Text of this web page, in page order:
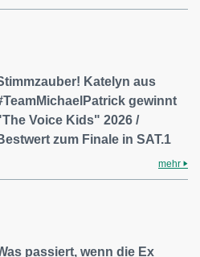
Katelyn aus
gewinnt
Voice Kids" 2026 /
zum Finale in SAT.1
mehr
passiert, wenn die Ex